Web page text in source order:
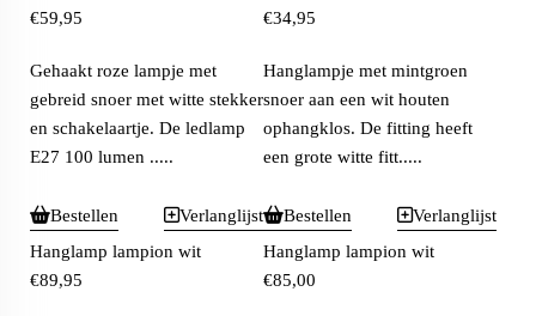
€59,95
Gehaakt roze lampje met
gebreid snoer met witte stekker
en schakelaartje. De ledlamp
E27 100 lumen .....
Bestellen Verlanglijst
€34,95
Hanglampje met mintgroen
snoer aan een wit houten
ophangklos. De fitting heeft
een grote witte fitt.....
Bestellen
Verlanglijst
Hanglamp lampion wit
€89,95
Hanglamp lampion wit
€85,00